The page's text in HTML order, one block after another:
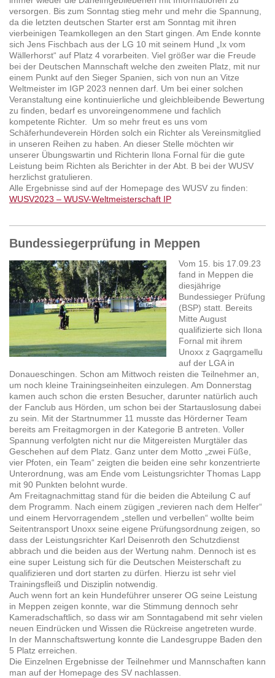
versorgen. Bis zum Sonntag stieg mehr und mehr die Spannung,
da die letzten deutschen Starter erst am Sonntag mit ihren
vierbeinigen Teamkollegen an den Start gingen. Am Ende konnte
sich Jens Fischbach aus der LG 10 mit seinem Hund „Ix vom
Wällerhorst“ auf Platz 4 vorarbeiten. Viel größer war die Freude
bei der Deutschen Mannschaft welche den zweiten Platz, mit nur
einem Punkt auf den Sieger Spanien, sich von nun an Vitze
Weltmeister im IGP 2023 nennen darf. Um bei einer solchen
Veranstaltung eine kontinuierliche und gleichbleibende Bewertung
zu finden, bedarf es unvoreingenommene und fachlich
kompetente Richter. Um so mehr freut es uns vom
Schäferhundeverein Hörden solch ein Richter als Vereinsmitglied
in unseren Reihen zu haben. An dieser Stelle möchten wir
unserer Übungswartin und Richterin Ilona Fornal für die gute
Leistung beim Richten als Berichter in der Abt. B bei der WUSV
herzlichst gratulieren.
Alle Ergebnisse sind auf der Homepage des WUSV zu finden:
WUSV2023 – WUSV-Weltmeisterschaft IP
Bundessiegerprüfung in Meppen
Vom 15. bis 17.09.23
fand in Meppen die
diesjährige
Bundessieger Prüfung
(BSP) statt. Bereits
Mitte August
qualifizierte sich Ilona
Fornal mit ihrem
Unoxx z Gaqrgamellu
auf der LGA in
Donaueschingen. Schon am Mittwoch reisten die Teilnehmer an,
um noch kleine Trainingseinheiten einzulegen. Am Donnerstag
kamen auch schon die ersten Besucher, darunter natürlich auch
der Fanclub aus Hörden, um schon bei der Startauslosung dabei
zu sein. Mit der Startnummer 11 musste das Hörderner Team
bereits am Freitagmorgen in der Kategorie B antreten. Voller
Spannung verfolgten nicht nur die Mitgereisten Murgtäler das
Geschehen auf dem Platz. Ganz unter dem Motto „zwei Füße,
vier Pfoten, ein Team“ zeigten die beiden eine sehr konzentrierte
Unterordnung, was am Ende vom Leistungsrichter Thomas Lapp
mit 90 Punkten belohnt wurde.
Am Freitagnachmittag stand für die beiden die Abteilung C auf
dem Programm. Nach einem zügigen „revieren nach dem Helfer“
und einem Hervorragendem „stellen und verbellen“ wollte beim
Seitentransport Unoxx seine eigene Prüfungsordnung zeigen, so
dass der Leistungsrichter Karl Deisenroth den Schutzdienst
abbrach und die beiden aus der Wertung nahm. Dennoch ist es
eine super Leistung sich für die Deutschen Meisterschaft zu
qualifizieren und dort starten zu dürfen. Hierzu ist sehr viel
Trainingsfleiß und Disziplin notwendig.
Auch wenn fort an kein Hundeführer unserer OG seine Leistung
in Meppen zeigen konnte, war die Stimmung dennoch sehr
Kameradschaftlich, so dass wir am Sonntagabend mit sehr vielen
neuen Eindrücken und Wissen die Rückreise angetreten wurde.
In der Mannschaftswertung konnte die Landesgruppe Baden den
5 Platz erreichen.
Die Einzelnen Ergebnisse der Teilnehmer und Mannschaften kann
man auf der Homepage des SV nachlassen.